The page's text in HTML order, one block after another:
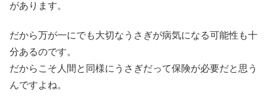
があります。
だから万が一にでも大切なうさぎが病気になる可能性も十
分あるのです。
だからこそ人間と同様にうさぎだって保険が必要だと思う
んですよね。